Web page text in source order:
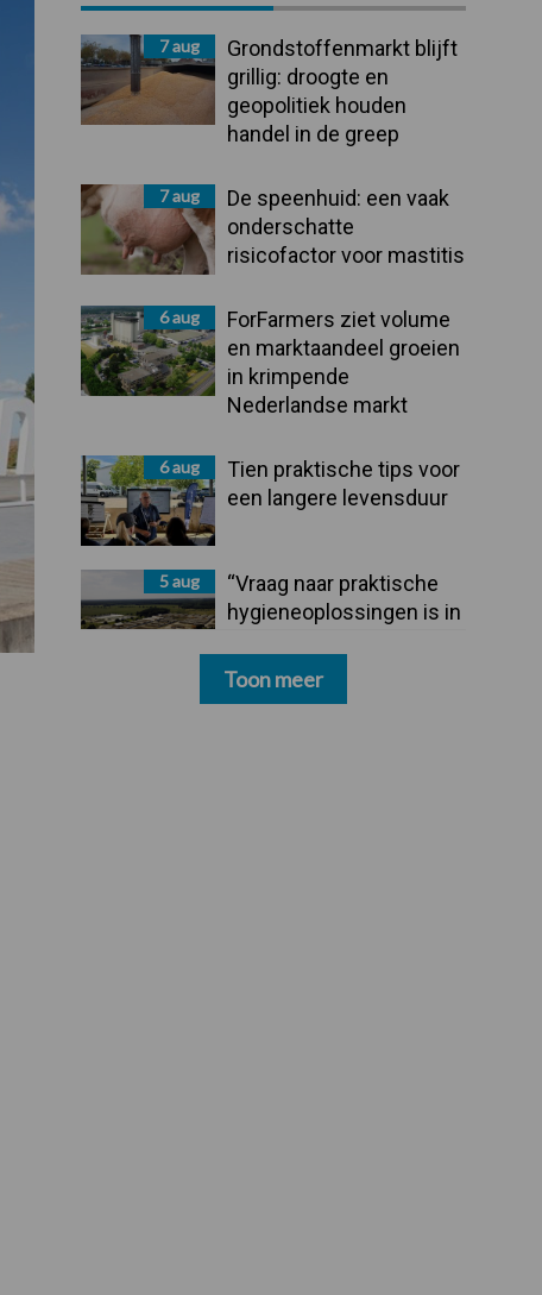
Sidebar7 aug
Grondstoffenmarkt blijft
grillig: droogte en
geopolitiek houden
handel in de greep
7 aug
De speenhuid: een vaak
onderschatte
risicofactor voor mastitis
6 aug
ForFarmers ziet volume
en marktaandeel groeien
in krimpende
Nederlandse markt
6 aug
Tien praktische tips voor
een langere levensduur
5 aug
“Vraag naar praktische
hygieneoplossingen is in
Toon meer